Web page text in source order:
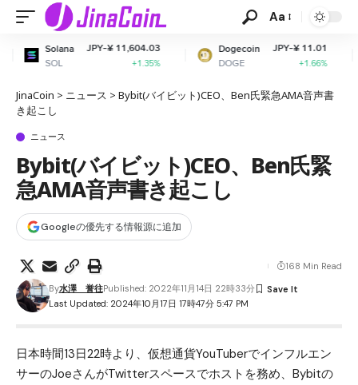
Aa
JPY-¥ 11,604.03
+1.35%
Dogecoin
DOGE
JPY-¥ 11.01
+1.66%
Cardano
ADA
JinaCoin > ニュース > Bybit(バイビット)CEO、Ben氏緊急AMA音声書
き起こし
ニュース
Bybit(バイビット)CEO、Ben氏緊
急AMA音声書き起こし
Googleの優先する情報源に追加
Last Updated: 2024年10月17日 17時47分 5:47 PM
By水澤 誉往Published: 2022年11月14日 22時33分
168 Min Read
日本時間13日22時より、仮想通貨YouTuberでインフルエン
サーのJoeさんがTwitterスペースでホストを務め、Bybitの